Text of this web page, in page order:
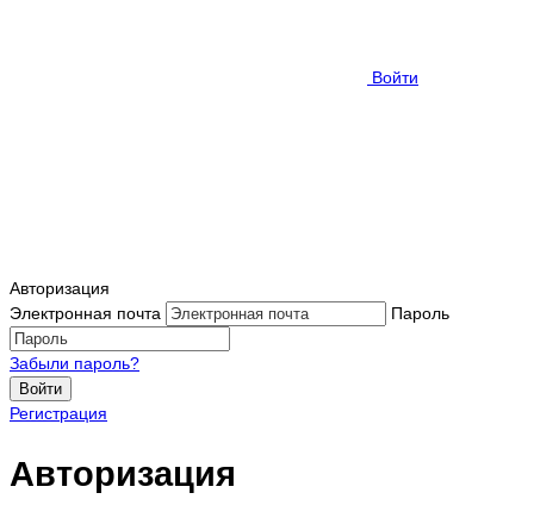
Войти
Авторизация
Электронная почта
Пароль
Забыли пароль?
Войти
Регистрация
Авторизация